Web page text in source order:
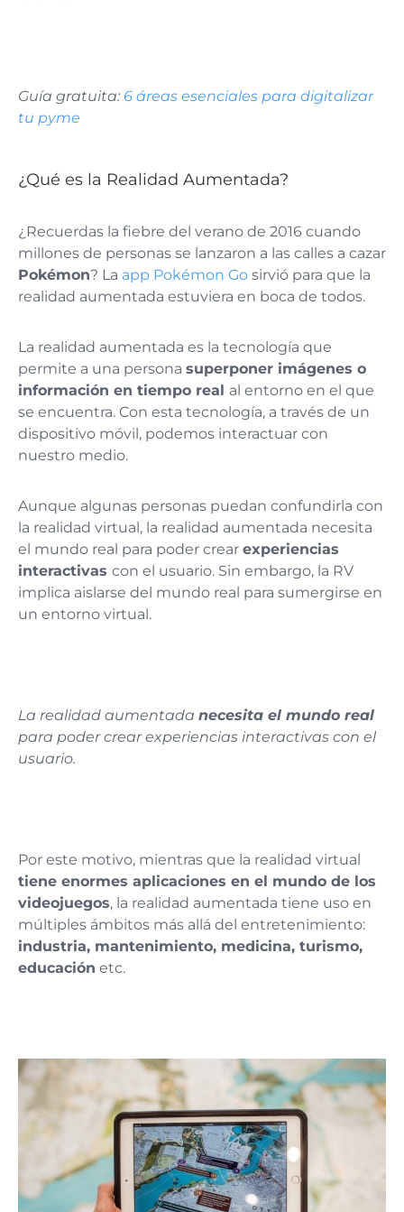
Guía gratuita: 6 áreas esenciales para digitalizar
tu pyme
¿Qué es la Realidad Aumentada?
¿Recuerdas la fiebre del verano de 2016 cuando
millones de personas se lanzaron a las calles a cazar
Pokémon? La app Pokémon Go sirvió para que la
realidad aumentada estuviera en boca de todos.
La realidad aumentada es la tecnología que
permite a una persona superponer imágenes o
información en tiempo real al entorno en el que
se encuentra. Con esta tecnología, a través de un
dispositivo móvil, podemos interactuar con
nuestro medio.
Aunque algunas personas puedan confundirla con
la realidad virtual, la realidad aumentada necesita
el mundo real para poder crear experiencias
interactivas con el usuario. Sin embargo, la RV
implica aislarse del mundo real para sumergirse en
un entorno virtual.
La realidad aumentada necesita el mundo real
para poder crear experiencias interactivas con el
usuario.
Por este motivo, mientras que la realidad virtual
tiene enormes aplicaciones en el mundo de los
videojuegos, la realidad aumentada tiene uso en
múltiples ámbitos más allá del entretenimiento:
industria, mantenimiento, medicina, turismo,
educación etc.